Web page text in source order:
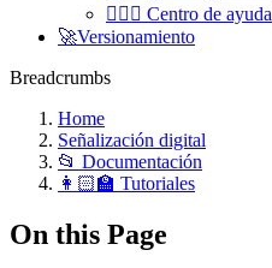
🧏🏻‍♀️ Centro de ayuda
🚀Versionamiento
Breadcrumbs
Home
Señalización digital
📂 Documentación
👩🏻‍🏫 Tutoriales
On this Page